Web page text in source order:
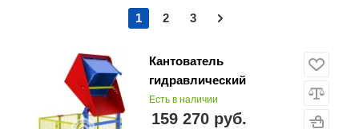
1 2 3
Кантователь
гидравлический
Есть в наличии
159 270 руб.